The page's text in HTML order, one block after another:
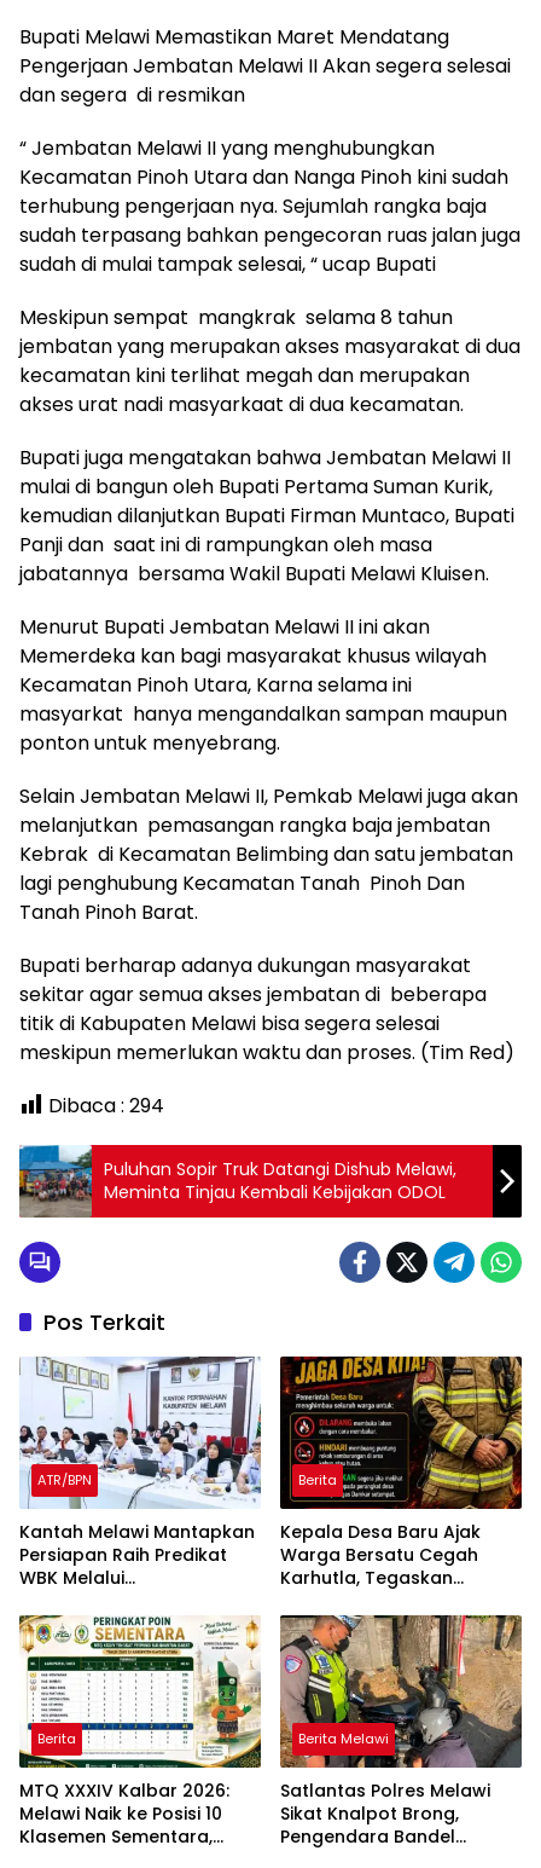
Bupati Melawi Memastikan Maret Mendatang
Pengerjaan Jembatan Melawi II Akan segera selesai
dan segera di resmikan
“ Jembatan Melawi II yang menghubungkan
Kecamatan Pinoh Utara dan Nanga Pinoh kini sudah
terhubung pengerjaan nya. Sejumlah rangka baja
sudah terpasang bahkan pengecoran ruas jalan juga
sudah di mulai tampak selesai, “ ucap Bupati
Meskipun sempat mangkrak selama 8 tahun
jembatan yang merupakan akses masyarakat di dua
kecamatan kini terlihat megah dan merupakan
akses urat nadi masyarkaat di dua kecamatan.
Bupati juga mengatakan bahwa Jembatan Melawi II
mulai di bangun oleh Bupati Pertama Suman Kurik,
kemudian dilanjutkan Bupati Firman Muntaco, Bupati
Panji dan saat ini di rampungkan oleh masa
jabatannya bersama Wakil Bupati Melawi Kluisen.
Menurut Bupati Jembatan Melawi II ini akan
Memerdeka kan bagi masyarakat khusus wilayah
Kecamatan Pinoh Utara, Karna selama ini
masyarkat hanya mengandalkan sampan maupun
ponton untuk menyebrang.
Selain Jembatan Melawi II, Pemkab Melawi juga akan
melanjutkan pemasangan rangka baja jembatan
Kebrak di Kecamatan Belimbing dan satu jembatan
lagi penghubung Kecamatan Tanah Pinoh Dan
Tanah Pinoh Barat.
Bupati berharap adanya dukungan masyarakat
sekitar agar semua akses jembatan di beberapa
titik di Kabupaten Melawi bisa segera selesai
meskipun memerlukan waktu dan proses. (Tim Red)
Dibaca : 294
Puluhan Sopir Truk Datangi Dishub Melawi,
Meminta Tinjau Kembali Kebijakan ODOL
Pos Terkait
ATR/BPN
Kantah Melawi Mantapkan
Persiapan Raih Predikat
WBK Melalui
dan Verifikasi Lapangan
Berita
Kepala Desa Baru Ajak
Warga Bersatu Cegah
Karhutla, Tegaskan
Lahan
Berita
MTQ XXXIV Kalbar 2026:
Melawi Naik ke Posisi 10
Klasemen Sementara,
Berita Melawi
Satlantas Polres Melawi
Sikat Knalpot Brong,
Pengendara Bandel